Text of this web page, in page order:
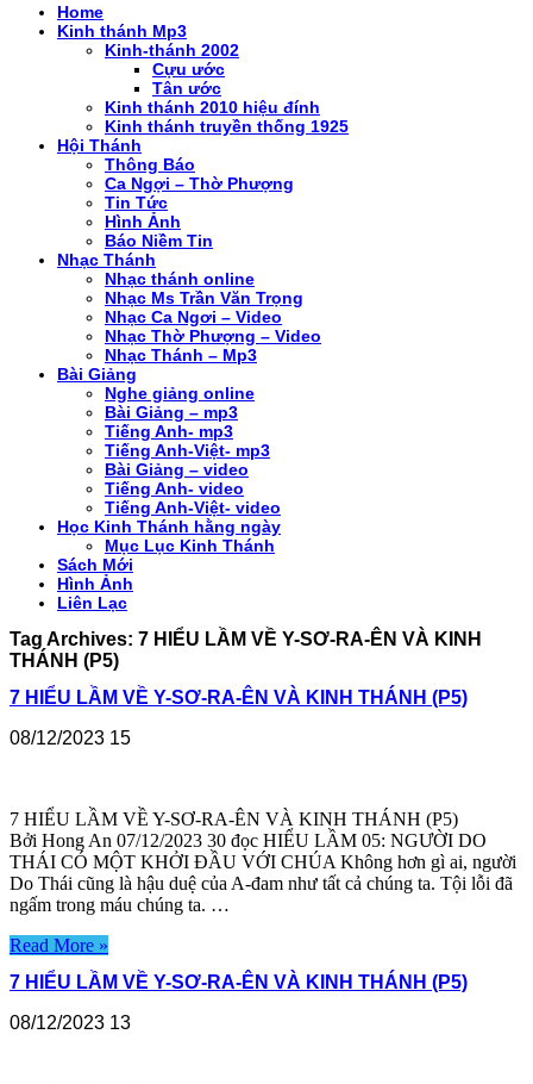
Home
Kinh thánh Mp3
Kinh-thánh 2002
Cựu ước
Tân ước
Kinh thánh 2010 hiệu đính
Kinh thánh truyền thống 1925
Hội Thánh
Thông Báo
Ca Ngợi – Thờ Phượng
Tin Tức
Hình Ảnh
Báo Niềm Tin
Nhạc Thánh
Nhạc thánh online
Nhạc Ms Trần Văn Trọng
Nhạc Ca Ngơi – Video
Nhạc Thờ Phượng – Video
Nhạc Thánh – Mp3
Bài Giảng
Nghe giảng online
Bài Giảng – mp3
Tiếng Anh- mp3
Tiếng Anh-Việt- mp3
Bài Giảng – video
Tiếng Anh- video
Tiếng Anh-Việt- video
Học Kinh Thánh hằng ngày
Mục Lục Kinh Thánh
Sách Mới
Hình Ảnh
Liên Lạc
Tag Archives: 7 HIỂU LẦM VỀ Y-SƠ-RA-ÊN VÀ KINH
THÁNH (P5)
7 HIỂU LẦM VỀ Y-SƠ-RA-ÊN VÀ KINH THÁNH (P5)
08/12/2023 15
7 HIỂU LẦM VỀ Y-SƠ-RA-ÊN VÀ KINH THÁNH (P5)
Bởi Hong An 07/12/2023 30 đọc HIỂU LẦM 05: NGƯỜI DO
THÁI CÓ MỘT KHỞI ĐẦU VỚI CHÚA Không hơn gì ai, người
Do Thái cũng là hậu duệ của A-đam như tất cả chúng ta. Tội lỗi đã
ngấm trong máu chúng ta. …
Read More »
7 HIỂU LẦM VỀ Y-SƠ-RA-ÊN VÀ KINH THÁNH (P5)
08/12/2023 13